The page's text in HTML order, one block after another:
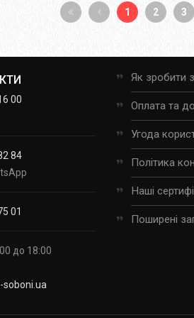
1 2 3
00
84
01
до 18:00
soboni.ua
Як зробити
Оплата та
Угода
Політика
Наші
Поширені